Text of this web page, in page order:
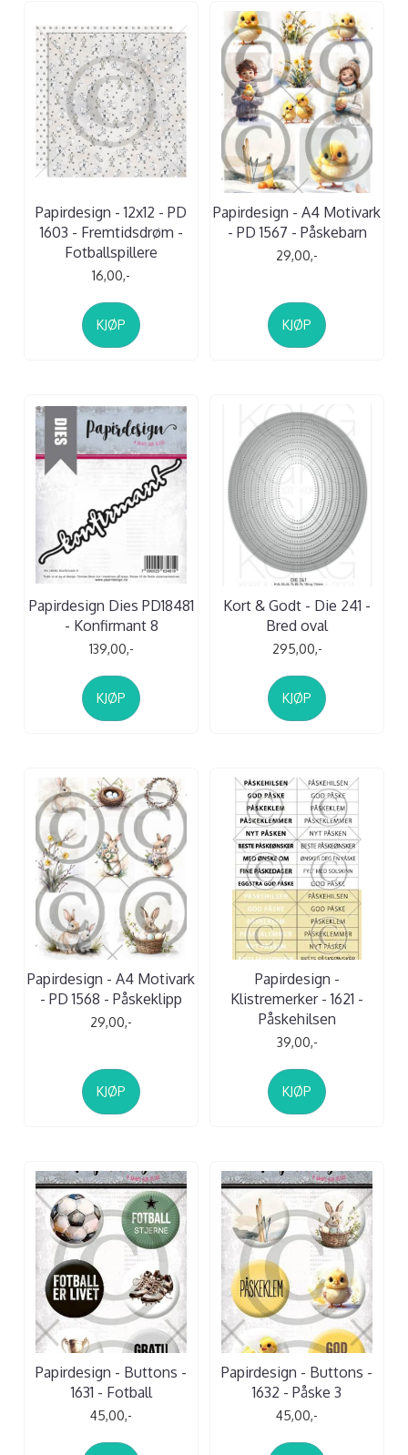
Papirdesign - 12x12 - PD
1603 - Fremtidsdrøm -
Fotballspillere
16,00,-
KJØP
Papirdesign - A4 Motivark
- PD 1567 - Påskebarn
29,00,-
KJØP
Papirdesign Dies PD18481
- Konfirmant 8
139,00,-
KJØP
Kort & Godt - Die 241 -
Bred oval
295,00,-
KJØP
Papirdesign - A4 Motivark
- PD 1568 - Påskeklipp
29,00,-
KJØP
Papirdesign -
Klistremerker - 1621 -
Påskehilsen
39,00,-
KJØP
Papirdesign - Buttons -
1631 - Fotball
45,00,-
Papirdesign - Buttons -
1632 - Påske 3
45,00,-